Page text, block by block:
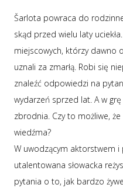
Šarlota powraca do
skąd przed wielu laty
miejscowych, którzy dawno
uznali za zmarłą. Robi się
znaleźć odpowiedzi na
wydarzeń sprzed lat. A w
zbrodnia. Czy to możliwe,
wiedźma?
W uwodzącym aktorstwem
utalentowana słowacka
pytania o to, jak bardzo